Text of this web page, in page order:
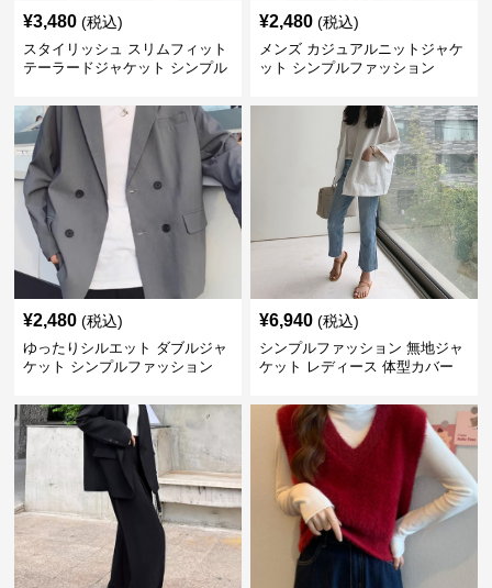
¥3,480 (税込)
スタイリッシュ スリムフィット
テーラードジャケット シンプル
¥2,480 (税込)
メンズ カジュアルニットジャケ
ット シンプルファッション
¥2,480 (税込)
ゆったりシルエット ダブルジャ
ケット シンプルファッション
¥6,940 (税込)
シンプルファッション 無地ジャ
ケット レディース 体型カバー